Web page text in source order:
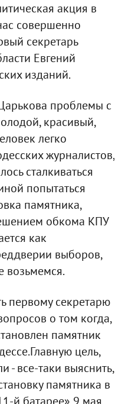
акция в
совершенно
секретарь
Евгений
изданий.
проблемы с
красивый,
легко
журналистов,
сталкиваться
попытаться
памятника,
обкома КПУ
как
выборов,
возьмемся.
первому секретарю
о том когда,
памятник
цель,
- все-таки выяснить,
памятника в